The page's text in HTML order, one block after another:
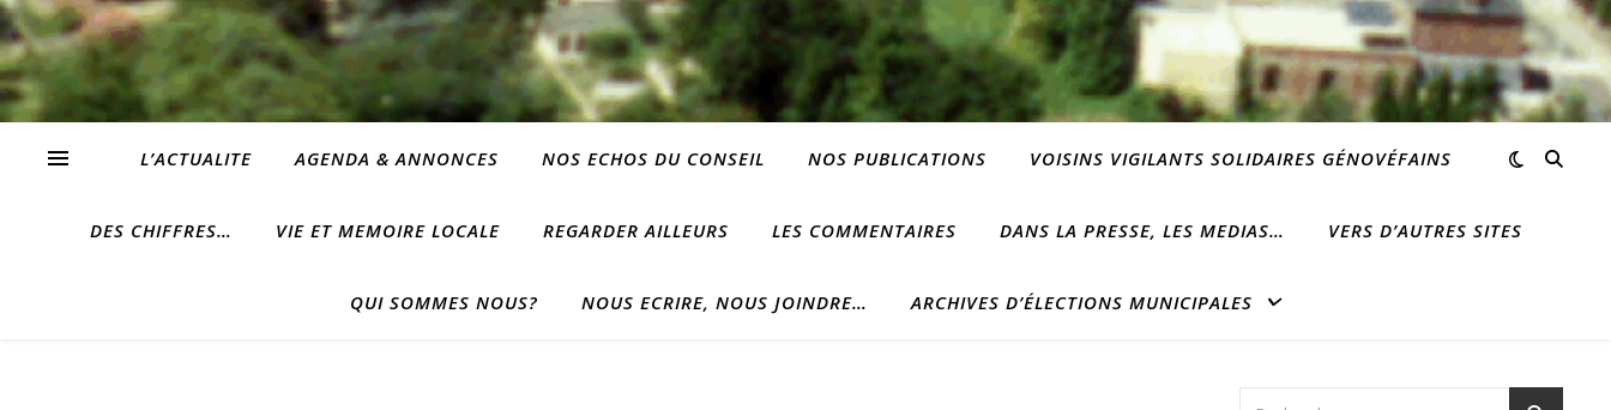
L’ACTUALITE AGENDA & ANNONCES NOS ECHOS DU CONSEIL NOS PUBLICATIONS VOISINS VIGILANTS SOLIDAIRES GÉNOVÉFAINS
DES CHIFFRES… VIE ET MEMOIRE LOCALE REGARDER AILLEURS LES COMMENTAIRES DANS LA PRESSE, LES MEDIAS… VERS D’AUTRES SITES
QUI SOMMES NOUS? NOUS ECRIRE, NOUS JOINDRE… ARCHIVES D’ÉLECTIONS MUNICIPALES